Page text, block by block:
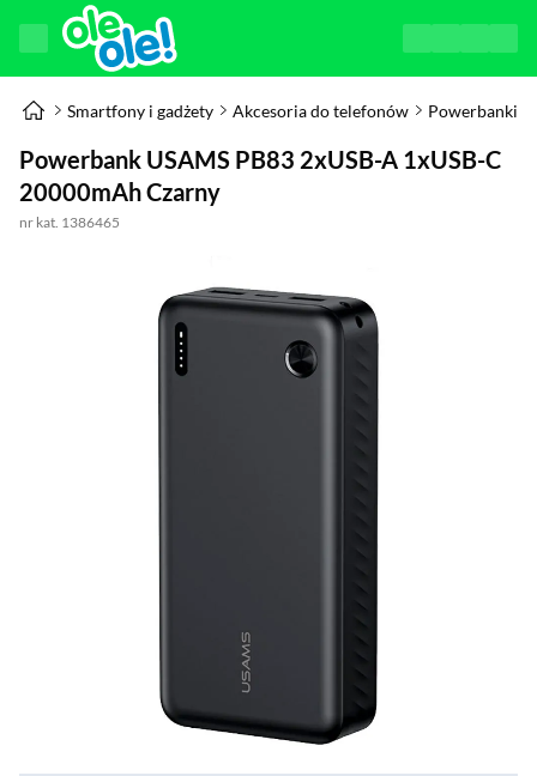
Smartfony i gadżety Akcesoria do telefonów Powerbanki
Powerbank USAMS PB83 2xUSB-A 1xUSB-C
20000mAh Czarny
nr kat. 1386465